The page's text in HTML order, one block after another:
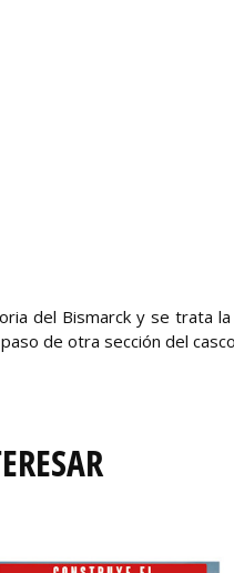
del Bismarck y se trata
de otra sección del casco